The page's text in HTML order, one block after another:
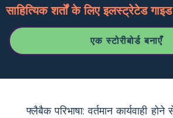
साहित्यिक शर्तों के लिए इलस्ट्रेटेड गाइड
एक स्टोरीबोर्ड बनाएँ
फ्लैबैक परिभाषा: वर्तमान कार्यवाही